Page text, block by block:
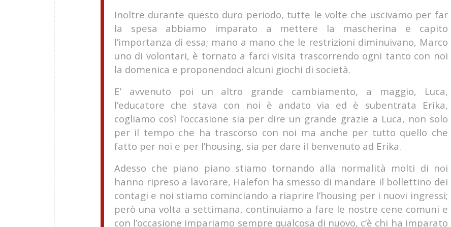
Inoltre durante questo duro periodo, tutte le volte che uscivamo per far
la spesa abbiamo imparato a mettere la mascherina e capito
l’importanza di essa; mano a mano che le restrizioni diminuivano, Marco
uno di volontari, è tornato a farci visita trascorrendo ogni tanto con noi
la domenica e proponendoci alcuni giochi di società.
E’ avvenuto poi un altro grande cambiamento, a maggio, Luca,
l’educatore che stava con noi è andato via ed è subentrata Erika,
cogliamo così l’occasione sia per dire un grande grazie a Luca, non solo
per il tempo che ha trascorso con noi ma anche per tutto quello che
fatto per noi e per l’housing, sia per dare il benvenuto ad Erika.
Adesso che piano piano stiamo tornando alla normalità molti di noi
hanno ripreso a lavorare, Halefon ha smesso di mandare il bollettino dei
contagi e noi stiamo cominciando a riaprire l’housing per i nuovi ingressi;
però una volta a settimana, continuiamo a fare le nostre cene comuni e
con l’occasione impariamo sempre qualcosa di nuovo, c’è chi ha imparato